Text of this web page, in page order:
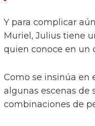
Y para complicar
Muriel, Julius tiene
quien conoce en un
Como se insinúa en
algunas escenas de
combinaciones de